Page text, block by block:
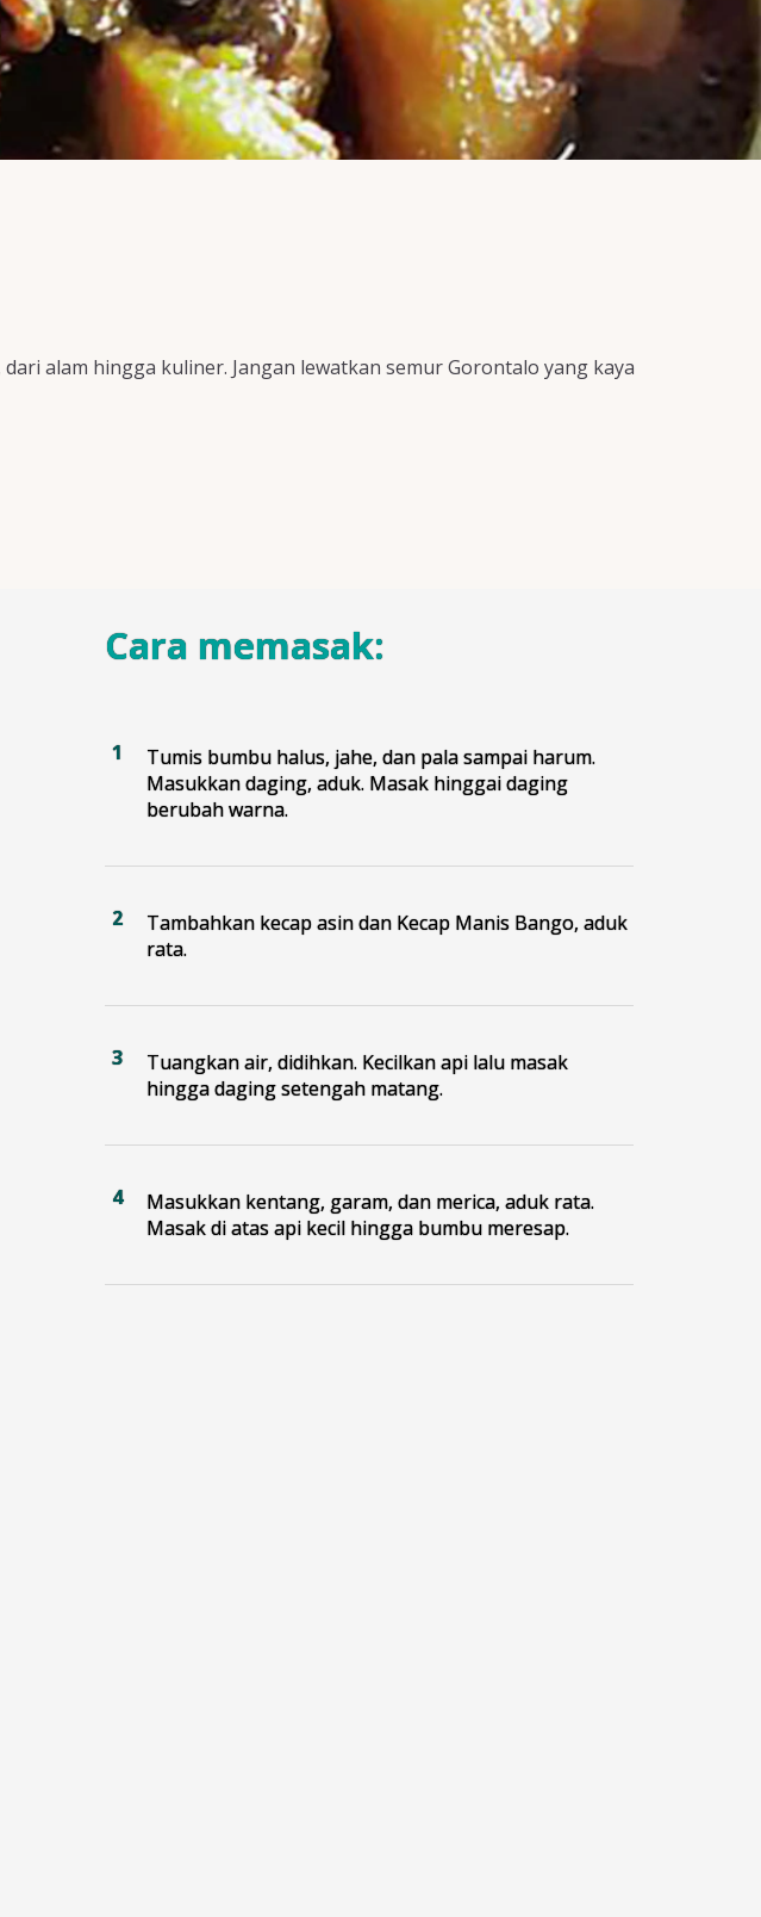
alam hingga kuliner. Jangan lewatkan semur Gorontalo yang kaya
Cara memasak:
Tumis bumbu halus, jahe, dan pala sampai harum.
Masukkan daging, aduk. Masak hinggai daging
berubah warna.
Tambahkan kecap asin dan Kecap Manis Bango, aduk
rata.
Tuangkan air, didihkan. Kecilkan api lalu masak
hingga daging setengah matang.
Masukkan kentang, garam, dan merica, aduk rata.
Masak di atas api kecil hingga bumbu meresap.